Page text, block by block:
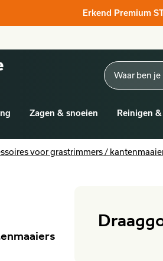
Erkend Premium
Zagen & snoeien Reinigen
voor grastrimmers /